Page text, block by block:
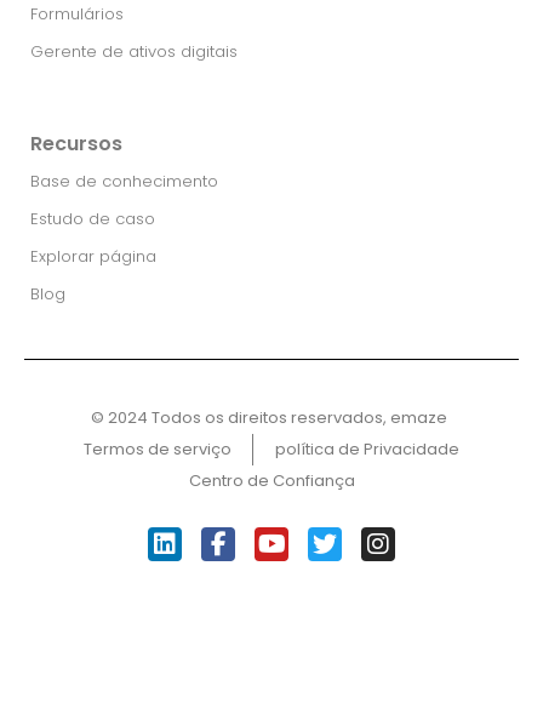
Formulários
Gerente de ativos digitais
Recursos
Base de conhecimento
Estudo de caso
Explorar página
Blog
© 2024 Todos os direitos reservados, emaze ​
Termos de serviço
política de Privacidade
Centro de Confiança